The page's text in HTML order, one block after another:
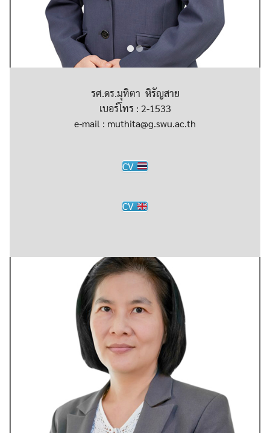
Search
รศ.ดร.มุทิตา หิรัญสาย
เบอร์โทร : 2-1533
e-mail : muthita@g.swu.ac.th
CV
CV